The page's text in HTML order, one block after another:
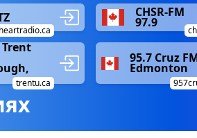
CHSR-FM
97.9
Trent
trentu.ca
95.7 Cruz
Edmonton